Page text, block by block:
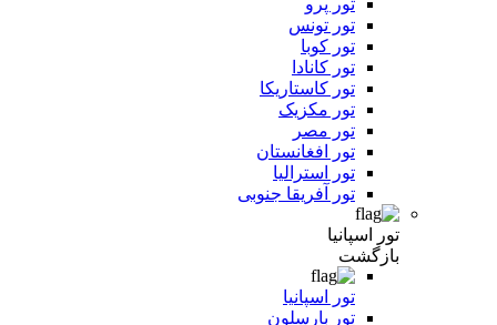
تور پرو
تور تونس
تور کوبا
تور کانادا
تور کاستاریکا
تور مکزیک
تور مصر
تور افغانستان
تور استرالیا
تور آفریقا جنوبی
تور اسپانیا
بازگشت
تور اسپانیا
تور بارسلون